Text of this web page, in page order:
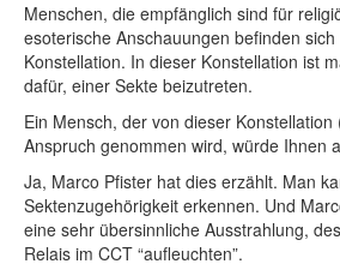
Menschen, die empfänglich sind für
esoterische Anschauungen befinden
Konstellation. In dieser Konstellation ist
dafür, einer Sekte beizutreten.
Ein Mensch, der von dieser
Anspruch genommen wird, würde Ihnen
Ja, Marco Pfister hat dies erzählt. Man
Sektenzugehörigkeit erkennen. Und
eine sehr übersinnliche Ausstrahlung,
Relais im CCT “aufleuchten”.